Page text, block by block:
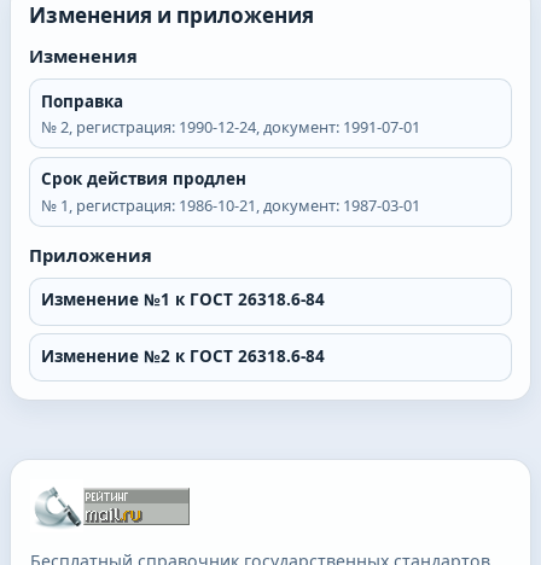
Изменения и приложения
Изменения
Поправка
№2, регистрация: 1990-12-24, документ: 1991-07-01
Срок действия продлен
№ 1, регистрация: 1986-10-21, документ: 1987-03-01
Приложения
Изменение №1 к ГОСТ 26318.6-84
Изменение №2 к ГОСТ 26318.6-84